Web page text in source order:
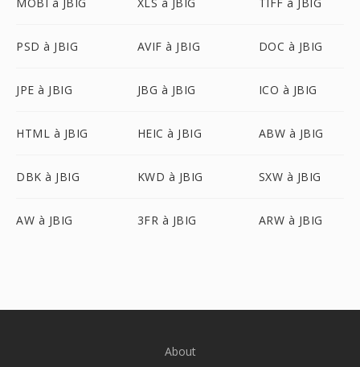
PSD à JBIG AVIF à JBIG DOC à JBIG
JPE à JBIG JBG à JBIG ICO à JBIG
HTML à JBIG HEIC à JBIG ABW à JBIG
DBK à JBIG KWD à JBIG SXW à JBIG
AW à JBIG 3FR à JBIG ARW à JBIG
About